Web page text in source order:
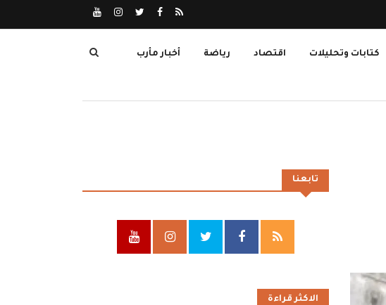
كتابات وتحليلات اقتصاد رياضة أخبار مأرب
تابعنا
الاكثر قراءة